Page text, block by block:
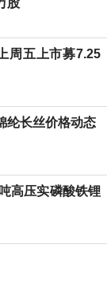
股
周五上市募7.25
纶长丝价格动态
高压实磷酸铁锂